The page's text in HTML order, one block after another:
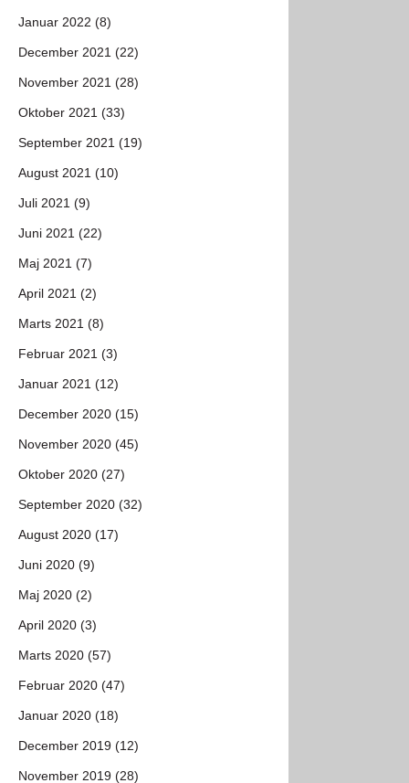
Januar 2022 (8)
December 2021 (22)
November 2021 (28)
Oktober 2021 (33)
September 2021 (19)
August 2021 (10)
Juli 2021 (9)
Juni 2021 (22)
Maj 2021 (7)
April 2021 (2)
Marts 2021 (8)
Februar 2021 (3)
Januar 2021 (12)
December 2020 (15)
November 2020 (45)
Oktober 2020 (27)
September 2020 (32)
August 2020 (17)
Juni 2020 (9)
Maj 2020 (2)
April 2020 (3)
Marts 2020 (57)
Februar 2020 (47)
Januar 2020 (18)
December 2019 (12)
November 2019 (28)